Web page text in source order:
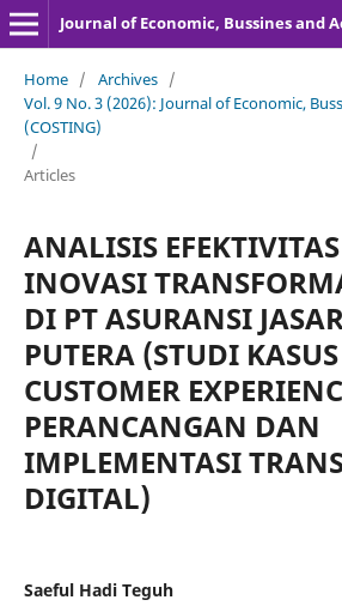
Journal of Economic, Bussines and
Home / Archives /
Vol. 9 No. 3 (2026): Journal of Economic,
(COSTING)
/
Articles
ANALISIS
INOVASI
DI PT ASURANSI
PUTERA (STUDI
CUSTOMER
PERANCANGAN DAN
IMPLEMENTASI
DIGITAL)
Saeful Hadi Teguh